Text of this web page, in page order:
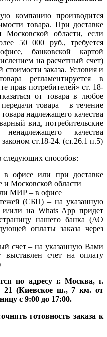
компанию производится
товара. При доставке
области, если
50 000 руб., требуется
банковской картой
на расчетный счет)
заказа. Условия и
регламентируется в
прав потребителей» ст. 18-
от товара в любое
товара – в течение
надлежащего качества
вид, потребительские
качества
ст.18-24. (ст.26.1 п.5)
следующих способов:
в офисе или при доставке
и Московской области
МИР – в офисе
(СБП) – на указанную
или на Whats App придет
нашего банка (АО
оплаты заказа через
счет – на указанную Вами
выставлен счет на оплату
по адресу г. Москва, г.
21 (Киевское ш., 7 км. от
с 9:00 до 17:00.
готовность заказа к